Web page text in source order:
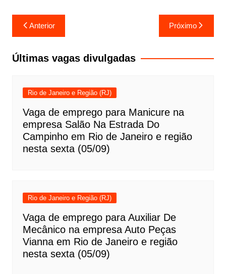
Navegação
de
Post
Anterior Próximo
Últimas vagas divulgadas
Rio de Janeiro e Região (RJ)
Vaga de emprego para Manicure na
empresa Salão Na Estrada Do
Campinho em Rio de Janeiro e região
nesta sexta (05/09)
Rio de Janeiro e Região (RJ)
Vaga de emprego para Auxiliar De
Mecânico na empresa Auto Peças
Vianna em Rio de Janeiro e região
nesta sexta (05/09)